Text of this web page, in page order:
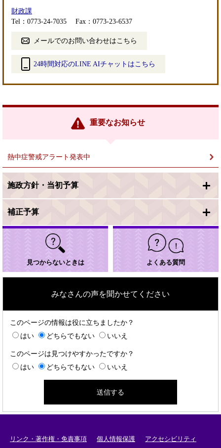
財政課
Tel：0773-24-7035
Fax：0773-23-6537
メールでのお問い合わせはこちら
24時間対応のLINE AIチャットはこちら
リ
重要なお知らせ
熱中症警戒アラート発表中
施政方針・当初予算
補正予算
見つからないときは よくある質問
みなさんの声を聞かせてください
このページの情報は役に立ちましたか？
はい
どちらでもない いいえ
このページは見つけやすかったですか？
はい
どちらでもない いいえ
リンク・著作権・免責事項 個人情報保護 アクセシビリティ